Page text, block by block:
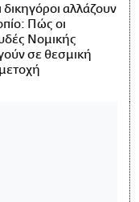
δικηγόροι αλλάζουν
Πώς οι
Νομικής
σε θεσμική